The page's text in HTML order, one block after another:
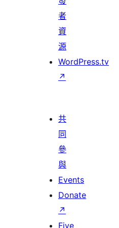
者
資
源
WordPress.tv
↗
共
同
參
與
Events
Donate
↗
Five